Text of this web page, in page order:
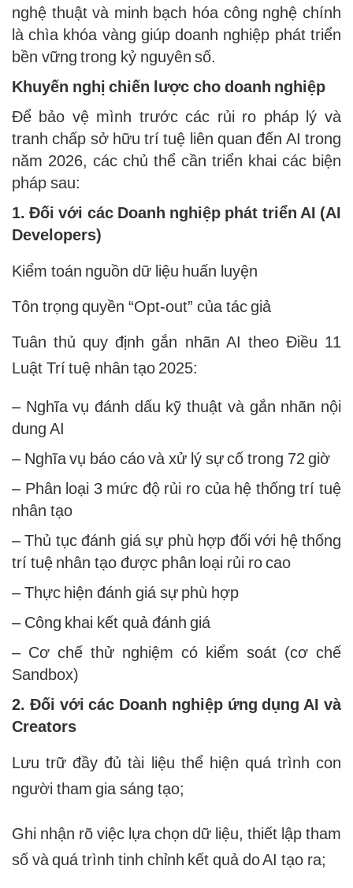
nghệ thuật và minh bạch hóa công nghệ chính
là chìa khóa vàng giúp doanh nghiệp phát triển
bền vững trong kỷ nguyên số.
Khuyến nghị chiến lược cho doanh nghiệp
Để bảo vệ mình trước các rủi ro pháp lý và
tranh chấp sở hữu trí tuệ liên quan đến AI trong
năm 2026, các chủ thể cần triển khai các biện
pháp sau:
1. Đối với các Doanh nghiệp phát triển AI (AI
Developers)
Kiểm toán nguồn dữ liệu huấn luyện
Tôn trọng quyền “Opt-out” của tác giả
Tuân thủ quy định gắn nhãn AI theo Điều 11
Luật Trí tuệ nhân tạo 2025:
– Nghĩa vụ đánh dấu kỹ thuật và gắn nhãn nội
dung AI
– Nghĩa vụ báo cáo và xử lý sự cố trong 72 giờ
– Phân loại 3 mức độ rủi ro của hệ thống trí tuệ
nhân tạo
– Thủ tục đánh giá sự phù hợp đối với hệ thống
trí tuệ nhân tạo được phân loại rủi ro cao
– Thực hiện đánh giá sự phù hợp
– Công khai kết quả đánh giá
– Cơ chế thử nghiệm có kiểm soát (cơ chế
Sandbox)
2. Đối với các Doanh nghiệp ứng dụng AI và
Creators
Lưu trữ đầy đủ tài liệu thể hiện quá trình con
người tham gia sáng tạo;
Ghi nhận rõ việc lựa chọn dữ liệu, thiết lập tham
số và quá trình tinh chỉnh kết quả do AI tạo ra;